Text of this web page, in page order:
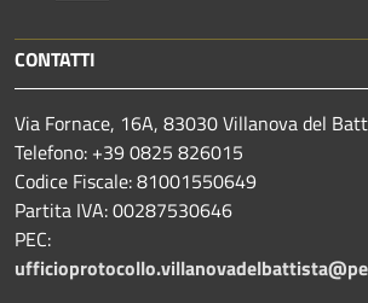
CONTATTI
Via Fornace, 16A, 83030 Villanova del
Telefono: +39 0825 826015
Codice Fiscale: 81001550649
Partita IVA: 00287530646
PEC: